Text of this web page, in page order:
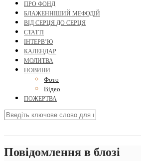
ПРО ФОНД
БЛАЖЕННІШИЙ МЕФОДІЙ
ВІД СЕРЦЯ ДО СЕРЦЯ
СТАТТІ
ІНТЕРВ’Ю
КАЛЕНДАР
МОЛИТВА
НОВИНИ
Фото
Відео
ПОЖЕРТВА
Повідомлення в блозі